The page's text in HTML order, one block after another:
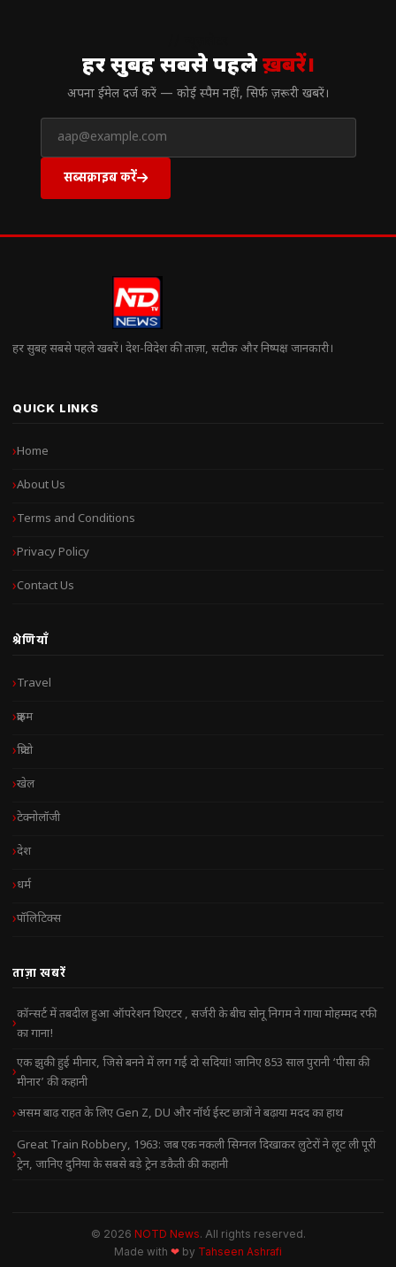
हर सुबह सबसे पहलेख़बरें।
अपना ईमेल दर्ज करें — कोई स्पैम नहीं, सिर्फ ज़रूरी खबरें।
सब्सक्राइब करें
हर सुबह सबसे पहले खबरें। देश-विदेश की ताज़ा, सटीक और निष्पक्ष जानकारी।
QUICK LINKS
Home
About Us
Terms and Conditions
Privacy Policy
Contact Us
श्रेणियाँ
Travel
क्राइम
क्रिप्टो
खेल
टेक्नोलॉजी
देश
धर्म
पॉलिटिक्स
ताज़ा खबरें
कॉन्सर्ट में तबदील हुआ ऑपरेशन थिएटर , सर्जरी के बीच सोनू निगम ने गाया मोहम्मद रफी
का गाना!
एक झुकी हुई मीनार, जिसे बनने में लग गईं दो सदियां! जानिए 853 साल पुरानी ‘पीसा की
मीनार’ की कहानी
असम बाढ़ राहत के लिए Gen Z, DU और नॉर्थ ईस्ट छात्रों ने बढ़ाया मदद का हाथ
Great Train Robbery, 1963: जब एक नकली सिग्नल दिखाकर लुटेरों ने लूट ली पूरी
ट्रेन, जानिए दुनिया के सबसे बड़े ट्रेन डकैती की कहानी
© 2026 NOTD News. All rights reserved.
Made with ❤ by Tahseen Ashrafi